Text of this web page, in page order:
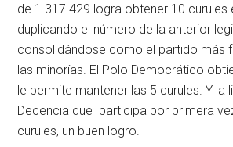
de 1.317.429 logra obtener 10 curules
duplicando el número de la anterior
consolidándose como el partido más
las minorías. El Polo Democrático
le permite mantener las 5 curules. Y la
Decencia que participa por primera
curules, un buen logro.